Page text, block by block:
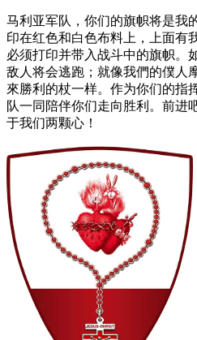
马利亚军队，你们的旗帜将是我
印在红色和白色布料上，上面有
必须打印并带入战斗中的旗帜。
敌人将会逃跑；就像我們的僕人
來勝利的杖一样。作为你们的指
队一同陪伴你们走向胜利。前进
于我们两颗心！